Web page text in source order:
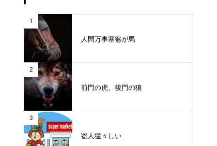
1
人間万事塞翁が馬
2
前門の虎、後門の狼
3
盗人猛々しい